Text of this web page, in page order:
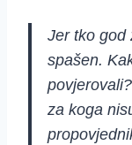
Jer tko god
spašen.
za koga